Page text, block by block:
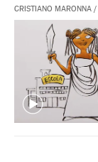
CRISTIANO MARONNA /